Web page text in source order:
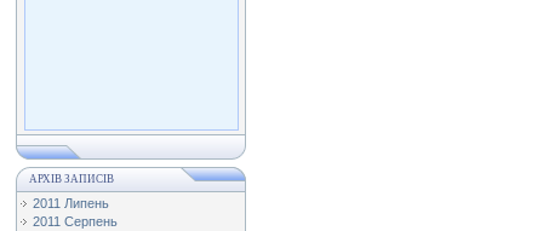
АРХІВ ЗАПИСІВ
2011 Липень
2011 Серпень